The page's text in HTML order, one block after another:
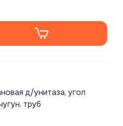
д/унитаза, угол
труб